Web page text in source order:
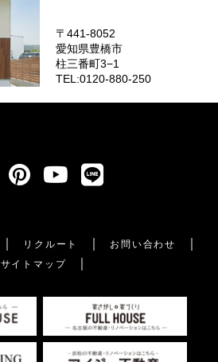
〒441-8052
愛知県豊橋市
柱三番町3−1
TEL:0120-880-250
リクルート
お問い合わせ
サイトマップ